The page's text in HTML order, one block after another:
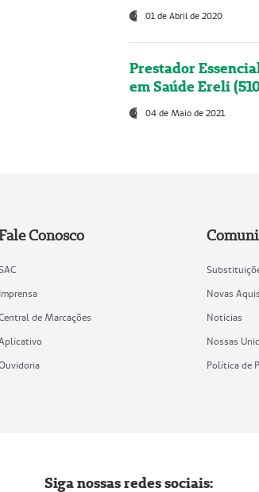
01 de Abril de 2020
Prestador
em Saúde Ereli
04 de Maio de 2021
Conosco
Imprensa
de Marcações
Novas
Notícias
Nossas
Política de
Siga nossas redes sociais: